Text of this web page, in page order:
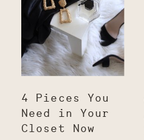
4 Pieces You
Need in Your
Closet Now